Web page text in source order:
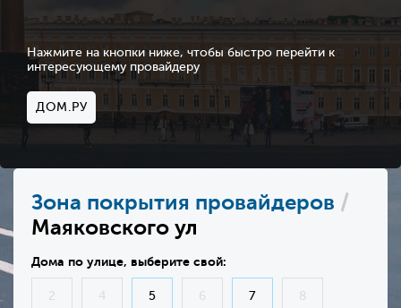
Нажмите на кнопки ниже, чтобы быстро перейти к
интересующему провайдеру
ДОМ.РУ
Зона покрытия провайдеров /
Маяковского ул
Дома по улице, выберите свой:
2 4 5 6 7 8